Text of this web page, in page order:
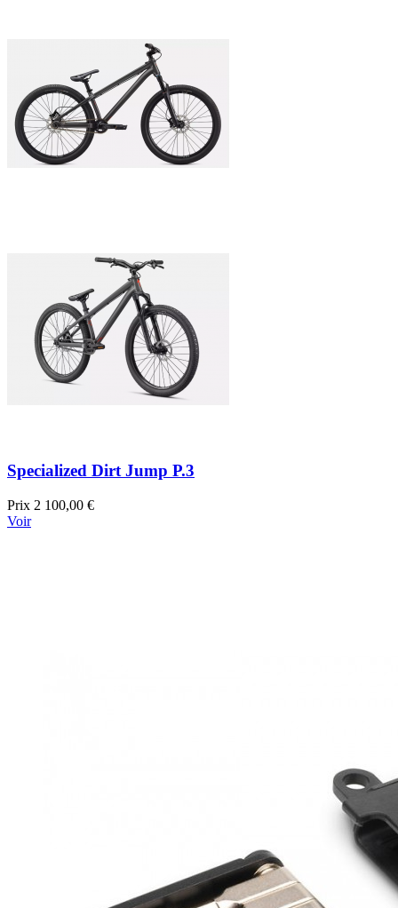
Specialized Dirt Jump P.3
Prix 2 100,00 €
Voir